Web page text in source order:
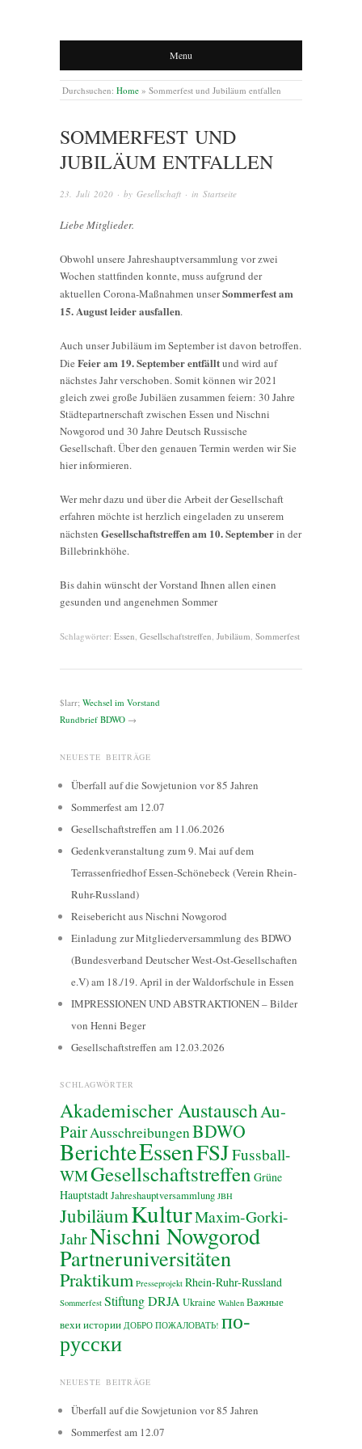
Menu
Durchsuchen: Home » Sommerfest und Jubiläum entfallen
SOMMERFEST UND
JUBILÄUM ENTFALLEN
23. Juli 2020 · by Gesellschaft · in Startseite
Liebe Mitglieder.
Obwohl unsere Jahreshauptversammlung vor zwei
Wochen stattfinden konnte, muss aufgrund der
aktuellen Corona-Maßnahmen unserSommerfest am
15. August leider ausfallen.
Auch unser Jubiläum im September ist davon betroffen.
Die Feier am 19. September entfälltund wird auf
nächstes Jahr verschoben. Somit können wir 2021
gleich zwei große Jubiläen zusammen feiern: 30 Jahre
Städtepartnerschaft zwischen Essen und Nischni
Nowgorod und 30 Jahre Deutsch Russische
Gesellschaft. Über den genauen Termin werden wir Sie
hier informieren.
Wer mehr dazu und über die Arbeit der Gesellschaft
erfahren möchte ist herzlich eingeladen zu unserem
nächsten Gesellschaftstreffen am 10. Septemberin der
Billebrinkhöhe.
Bis dahin wünscht der Vorstand Ihnen allen einen
gesunden und angenehmen Sommer
Schlagwörter: Essen Gesellschaftstreffen Jubiläum Sommerfest
$larr; Wechsel im Vorstand
Rundbrief BDWO →
NEUESTE BEITRÄGE
Überfall auf die Sowjetunion vor 85 Jahren
Sommerfest am 12.07
Gesellschaftstreffen am 11.06.2026
Gedenkveranstaltung zum 9. Mai auf dem
Terrassenfriedhof Essen-Schönebeck (Verein Rhein-
Ruhr-Russland)
Reisebericht aus Nischni Nowgorod
Einladung zur Mitgliederversammlung des BDWO
(Bundesverband Deutscher West-Ost-Gesellschaften
e.V) am 18./19. April in der Waldorfschule in Essen
IMPRESSIONEN UND ABSTRAKTIONEN – Bilder
von Henni Beger
Gesellschaftstreffen am 12.03.2026
SCHLAGWÖRTER
Akademischer AustauschAu-
PairAusschreibungenBDWO
BerichteEssenFSJFussball-
WMGesellschaftstreffen Grüne
HauptstadtJahreshauptversammlung JBH
JubiläumKulturMaxim-Gorki-
JahrNischni Nowgorod
Partneruniversitäten
Praktikum Presseprojekt Rhein-Ruhr-Russland
Sommerfest Stiftung DRJA Ukraine Wahlen Важные
вехи истории ДОБРО ПОЖАЛОВАТЬ! по-
русски
NEUESTE BEITRÄGE
Überfall auf die Sowjetunion vor 85 Jahren
Sommerfest am 12.07